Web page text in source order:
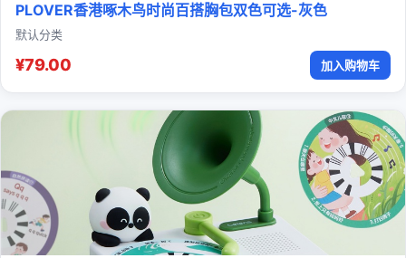
PLOVER香港啄木鸟时尚百搭胸包双色可选-灰色
默认分类
¥79.00 加入购物车